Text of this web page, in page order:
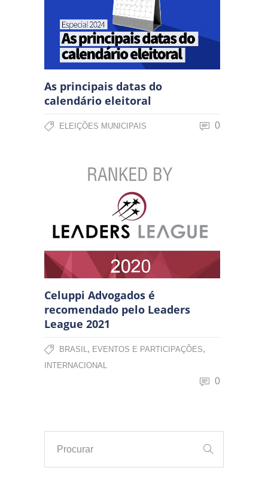
As principais datas do
calendário eleitoral
ELEIÇÕES MUNICIPAIS 0
Celuppi Advogados é
recomendado pelo Leaders
League 2021
BRASIL, EVENTOS E PARTICIPAÇÕES,
INTERNACIONAL
0